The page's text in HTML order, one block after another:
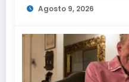
Agosto 9, 2026